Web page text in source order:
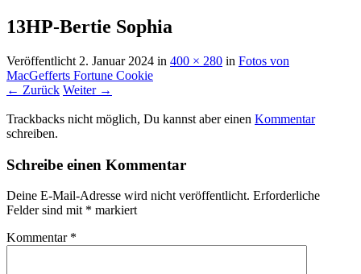
13HP-Bertie Sophia
Veröffentlicht 2. Januar 2024 in 400 × 280 in Fotos von
MacGefferts Fortune Cookie
← Zurück Weiter →
Trackbacks nicht möglich, Du kannst aber einen Kommentar
schreiben.
Schreibe einen Kommentar
Deine E-Mail-Adresse wird nicht veröffentlicht. Erforderliche
Felder sind mit * markiert
Kommentar *